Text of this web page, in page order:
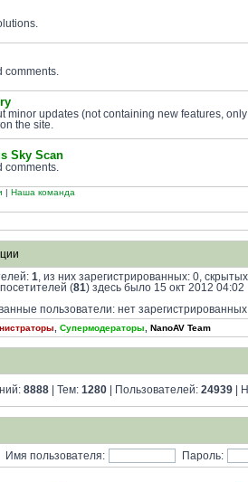
comments.
minor updates (not containing new features,
the site.
Sky Scan
comments.
| Наша команда
1 , из них зарегистрированных: 0,
(81) здесь было 15 окт 2012 04:02
пользователи: нет
Супермодераторы NanoAV Team
8888 | Тем: 1280 | Пользователей: 24939 |
Имя пользователя: Пароль: